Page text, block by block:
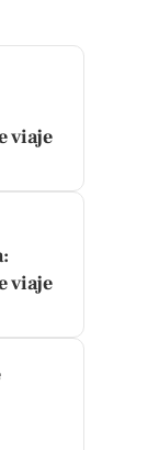
viaje
viaje